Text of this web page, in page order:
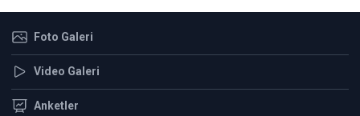
Foto Galeri
Video Galeri
Anketler